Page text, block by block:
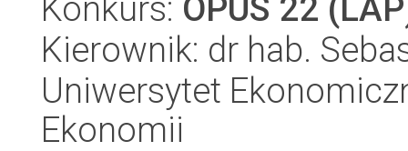
Konkurs: OPUS 22
Kierownik: dr hab.
Uniwersytet
Ekonomii